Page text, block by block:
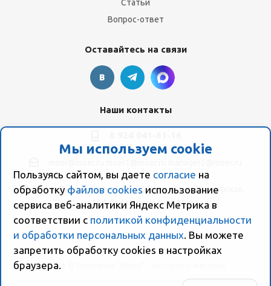
Мы используем cookie
Пользуясь сайтом, вы даете согласие на
обработку файлов cookies использование
сервиса веб-аналитики Яндекс Метрика в
соответствии с политикой конфиденциальности
и обработки персональных данных. Вы можете
запретить обработку сookies в настройках
браузера.
Статьи
Вопрос-ответ
Оставайтесь на связи
Наши контакты
ул. Пионерская, 154 (база "Космо") ул. Пионерская,
154, Склад компании Моер
2026 © Компания "Моер" - интернет-магазин